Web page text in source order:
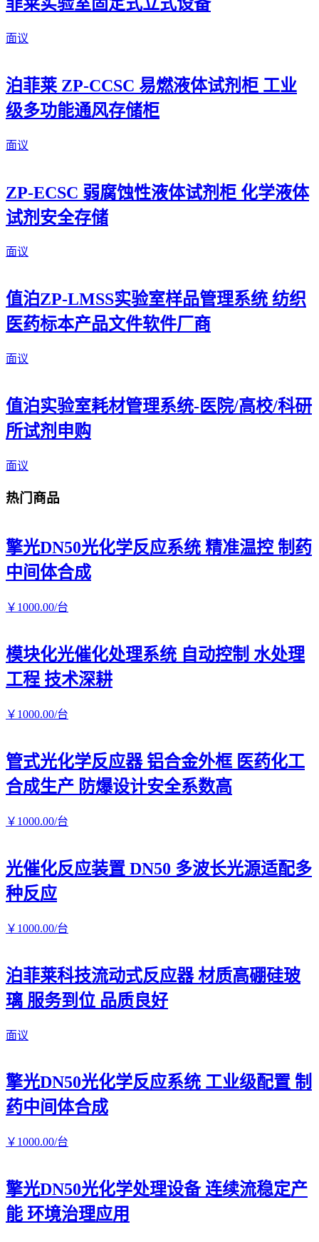
面议
泊菲莱 ZP-CCSC 易燃液体试剂柜 工业
级多功能通风存储柜
面议
ZP-ECSC 弱腐蚀性液体试剂柜 化学液体
试剂安全存储
面议
值泊ZP-LMSS实验室样品管理系统 纺织
医药标本产品文件软件厂商
面议
值泊实验室耗材管理系统-医院/高校/科研
所试剂申购
面议
热门商品
擎光DN50光化学反应系统 精准温控 制药
中间体合成
￥ 1000.00/台
模块化光催化处理系统 自动控制 水处理
工程 技术深耕
￥ 1000.00/台
管式光化学反应器 铝合金外框 医药化工
合成生产 防爆设计安全系数高
￥ 1000.00/台
光催化反应装置 DN50 多波长光源适配多
种反应
￥ 1000.00/台
泊菲莱科技流动式反应器 材质高硼硅玻
璃 服务到位 品质良好
面议
擎光DN50光化学反应系统 工业级配置 制
药中间体合成
￥ 1000.00/台
擎光DN50光化学处理设备 连续流稳定产
能 环境治理应用